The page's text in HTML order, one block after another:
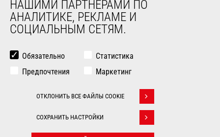
General Terms and Conditions of Sale
ДРУГИЕ САЙТЫ ГРУППЫ
Used Manitou Machines
Gehl
НАШИМИ ПАРТНЕРАМИ ПО
АНАЛИТИКЕ, РЕКЛАМЕ И
СОЦИАЛЬНЫМ СЕТЯМ.
Обязательно
Статистика
Предпочтения
Маркетинг
ОТКЛОНИТЬ ВСЕ ФАЙЛЫ COOKIE
СОХРАНИТЬ НАСТРОЙКИ